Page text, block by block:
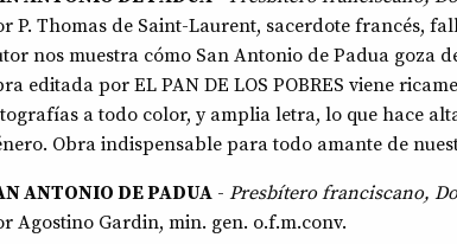
P. Thomas de Saint-Laurent, sacerdote francés,
nos muestra cómo San Antonio de Padua goza
editada por EL PAN DE LOS POBRES viene
a todo color, y amplia letra, lo que hace
Obra indispensable para todo amante de
ANTONIO DE PADUA- Presbítero franciscano,
Agostino Gardin, min. gen. o.f.m.conv.